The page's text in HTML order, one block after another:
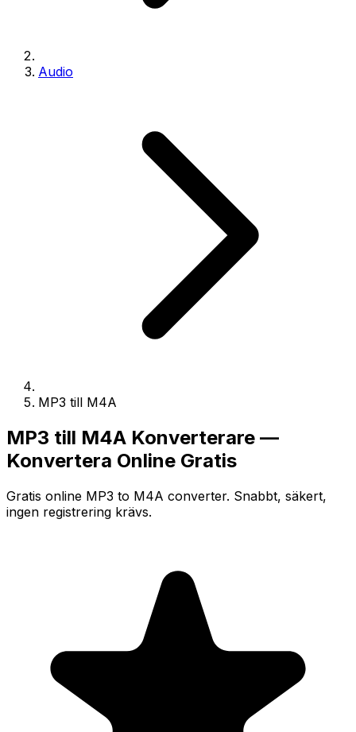
Audio
MP3 till M4A
MP3 till M4A Konverterare —
Konvertera Online Gratis
Gratis online MP3 to M4A converter. Snabbt, säkert,
ingen registrering krävs.